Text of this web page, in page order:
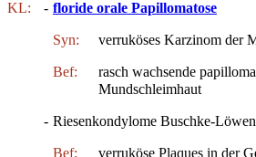
KL: - floride orale Papillomatose
Syn: verruköses Karzinom der
Bef:
rasch wachsende
Mundschleimhaut
- Riesenkondylome Buschke-
Bef: verruköse Plaques in der